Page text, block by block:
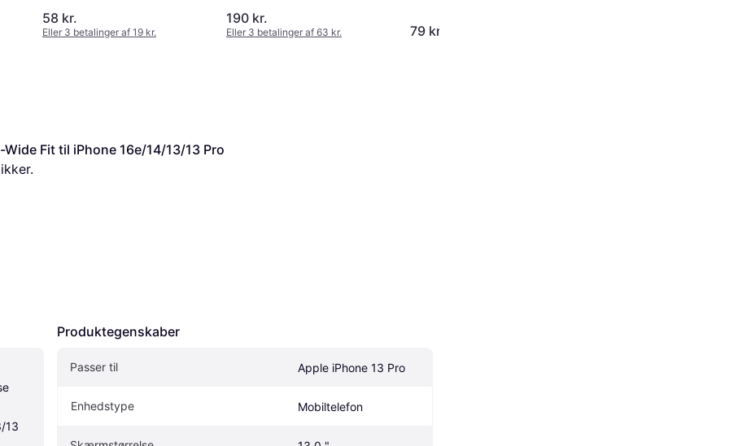
58 kr.
Eller 3 betalinger af 19 kr.
190 kr.
Eller 3 betalinger af 63 kr. 79 kr.
Fit til iPhone 16e/14/13/13 Pro
13
Produktegenskaber
Passer til Apple iPhone 13 Pro
Enhedstype Mobiltelefon